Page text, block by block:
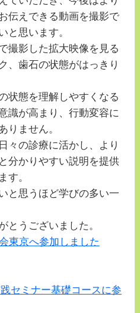
伝えできる動画を撮影で
と思います。
撮影した拡大映像を見る
、歯石の状態がはっきり
状態を理解しやすくなる
識が高まり、行動変容に
りません。
々の診療に活かし、より
分かりやすい説明を提供
。
と思うほど学びの多い一
とうございました。
東京へ参加しました
セミナー基礎コースに参